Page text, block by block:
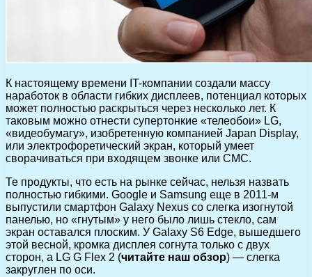
К настоящему времени IT-компании создали массу
наработок в области гибких дисплеев, потенциал которых
может полностью раскрыться через несколько лет. К
таковым можно отнести супертонкие «телеобои» LG,
«видеобумагу», изобретенную компанией Japan Display,
или электрофоретический экран, который умеет
сворачиваться при входящем звонке или СМС.
Те продукты, что есть на рынке сейчас, нельзя назвать
полностью гибкими. Google и Samsung еще в 2011-м
выпустили смартфон Galaxy Nexus со слегка изогнутой
панелью, но «гнутым» у него было лишь стекло, сам
экран оставался плоским. У Galaxy S6 Edge, вышедшего
этой весной, кромка дисплея согнута только с двух
сторон, а LG G Flex 2 (читайте наш обзор) — слегка
закруглен по оси.